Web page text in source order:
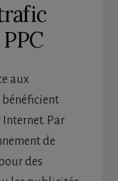
aux
Par
de
des